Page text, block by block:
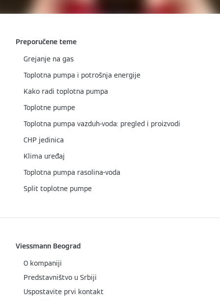
Preporučene teme
Grejanje na gas
Toplotna pumpa i potrošnja energije
Kako radi toplotna pumpa
Toplotne pumpe
Toplotna pumpa vazduh-voda: pregled i proizvodi
CHP jedinica
Klima uređaj
Toplotna pumpa rasolina-voda
Split toplotne pumpe
Viessmann Beograd
O kompaniji
Predstavništvo u Srbiji
Uspostavite prvi kontakt